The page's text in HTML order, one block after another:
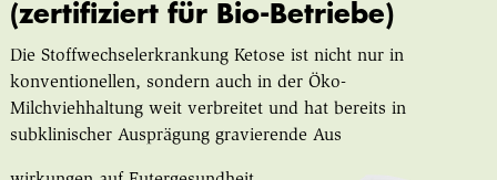
(zertifiziert für Bio-Betriebe)
Die Stoffwechselerkrankung Ketose ist nicht nur in
konventionellen, sondern auch in der Öko-
Milchviehhaltung weit verbreitet und hat bereits in
subklinischer Ausprägung gravierende Aus